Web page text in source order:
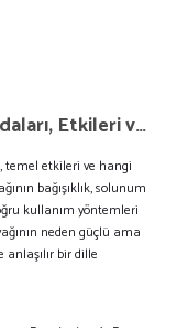
Kekik Yağı (Thymus vulgaris): Faydaları, Etkileri ve Güvenli Kullanımı
temel etkileri ve hangi
bağışıklık, solunum
kullanım yöntemleri
neden güçlü ama
bir dille